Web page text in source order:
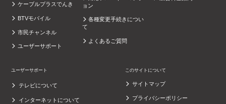
ケーブルプラスでんき
BTVモバイル
市民チャンネル
ユーザーサポート
ョン
各種変更手続きについ
て
よくあるご質問
ユーザーサポート
テレビについて
インターネットについて
このサイトについて
サイトマップ
プライバシーポリシー